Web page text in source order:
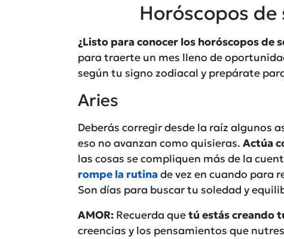
Horóscopos
¿Listo para conocer los horóscopos de
para traerte un mes lleno de
según tu signo zodiacal y prepárate
Aries
Deberás corregir desde la raíz algunos
eso no avanzan como quisieras. Actúa
las cosas se compliquen más de la
rompe la rutinade vez en cuando para
Son días para buscar tu soledad y
AMOR: Recuerda quetú estás creando
creencias y los pensamientos que